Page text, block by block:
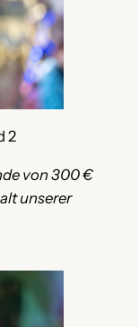
2
von 300 €
unserer